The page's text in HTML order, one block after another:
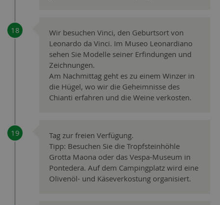
Wir besuchen Vinci, den Geburtsort von
Leonardo da Vinci. Im Museo Leonardiano
sehen Sie Modelle seiner Erfindungen und
Zeichnungen.
Am Nachmittag geht es zu einem Winzer in
die Hügel, wo wir die Geheimnisse des
Chianti erfahren und die Weine verkosten.
Tag zur freien Verfügung.
Tipp: Besuchen Sie die Tropfsteinhöhle
Grotta Maona oder das Vespa-Museum in
Pontedera. Auf dem Campingplatz wird eine
Olivenöl- und Käseverkostung organisiert.